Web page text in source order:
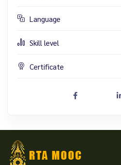
Language
Skill level
Certificate